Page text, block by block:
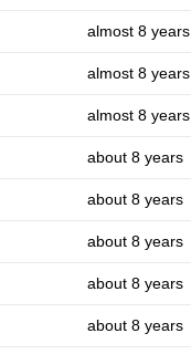
almost 8 years
almost 8 years
almost 8 years
about 8 years
about 8 years
about 8 years
about 8 years
about 8 years